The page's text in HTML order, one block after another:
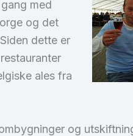
med
og det
dette er
ales fra
og